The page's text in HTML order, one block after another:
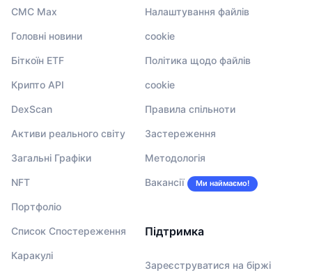
CMC Max
Головні новини
Біткоїн ETF
Крипто API
DexScan
Активи реального світу
Загальні Графіки
NFT
Портфоліо
Список Спостереження
Каракулі
Налаштування файлів
cookie
Політика щодо файлів
cookie
Правила спільноти
Застереження
Методологія
Вакансії Ми наймаємо!
Підтримка
Зареєструватися на біржі